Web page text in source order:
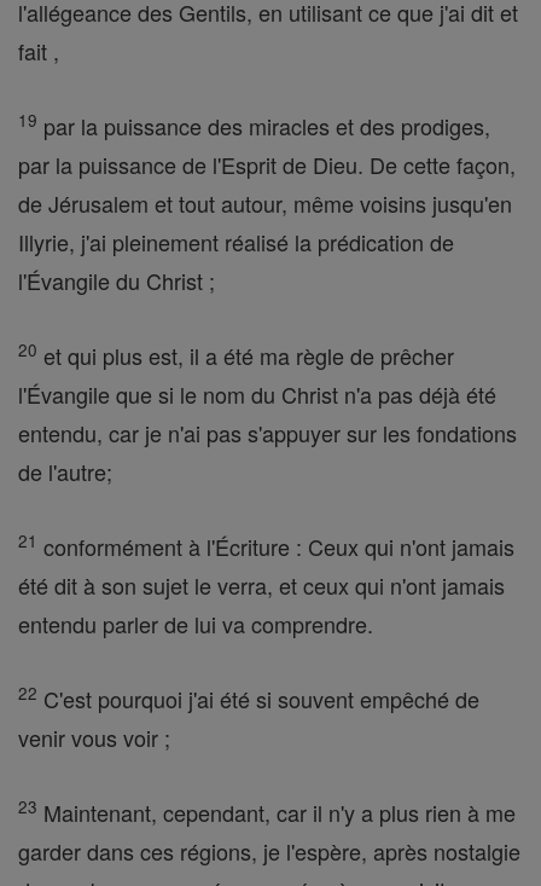
l'allégeance des Gentils, en utilisant ce que j'ai dit et
fait ,
19 par la puissance des miracles et des prodiges,
par la puissance de l'Esprit de Dieu. De cette façon,
de Jérusalem et tout autour, même voisins jusqu'en
Illyrie, j'ai pleinement réalisé la prédication de
l'Évangile du Christ ;
20 et qui plus est, il a été ma règle de prêcher
l'Évangile que si le nom du Christ n'a pas déjà été
entendu, car je n'ai pas s'appuyer sur les fondations
de l'autre;
21 conformément à l'Écriture : Ceux qui n'ont jamais
été dit à son sujet le verra, et ceux qui n'ont jamais
entendu parler de lui va comprendre.
22 C'est pourquoi j'ai été si souvent empêché de
venir vous voir ;
23 Maintenant, cependant, car il n'y a plus rien à me
garder dans ces régions, je l'espère, après nostalgie